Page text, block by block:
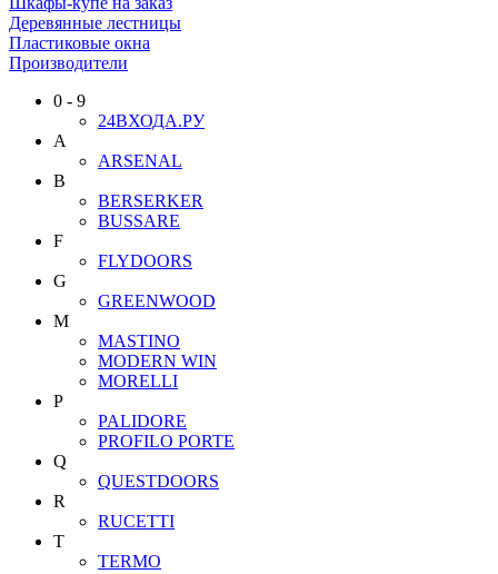
Деревянные лестницы
Пластиковые окна
Производители
0 - 9
24ВХОДА.РУ
A
ARSENAL
B
BERSERKER
BUSSARE
F
FLYDOORS
G
GREENWOOD
M
MASTINO
MODERN WIN
MORELLI
P
PALIDORE
PROFILO PORTE
Q
QUESTDOORS
R
RUCETTI
T
TERMO